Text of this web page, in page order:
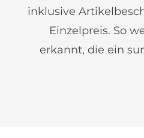
inklusive
Einzelpreis. So
erkannt, die ein